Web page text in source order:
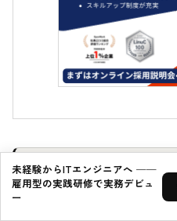
ここまで読んでよかったらシェア
B!
未経験からITエンジニアへ ──
雇用型の実践研修で実務デビュ
ー